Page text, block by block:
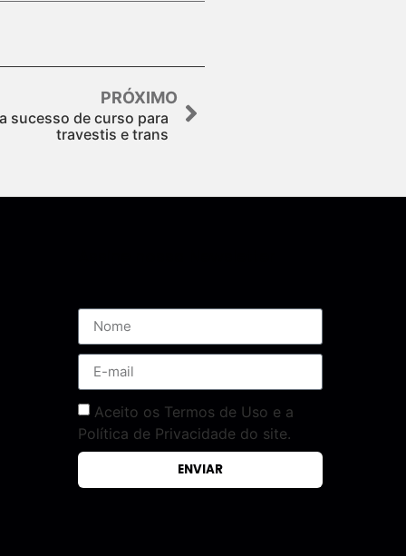
PRÓXIMO
sucesso de curso para
travestis e trans
Aceito os Termos de Uso e a
Política de Privacidade do site.
ENVIAR